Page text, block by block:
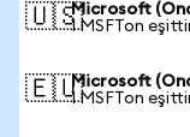
🇺🇸Microsoft
1 MSFTon
🇪🇺Microsoft
1 MSFTon